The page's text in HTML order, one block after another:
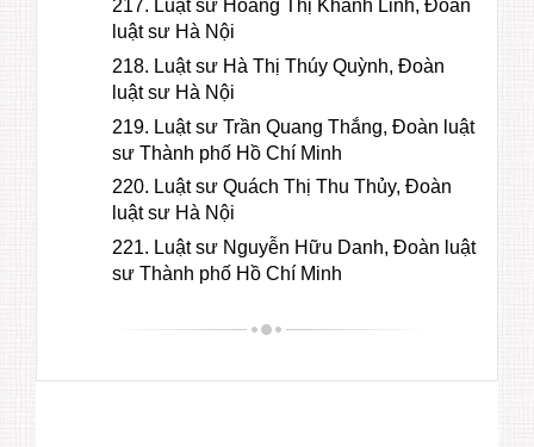
217. Luật sư Hoàng Thị Khánh Linh, Đoàn
luật sư Hà Nội
218. Luật sư Hà Thị Thúy Quỳnh, Đoàn
luật sư Hà Nội
219. Luật sư Trần Quang Thắng, Đoàn luật
sư Thành phố Hồ Chí Minh
220. Luật sư Quách Thị Thu Thủy, Đoàn
luật sư Hà Nội
221. Luật sư Nguyễn Hữu Danh, Đoàn luật
sư Thành phố Hồ Chí Minh